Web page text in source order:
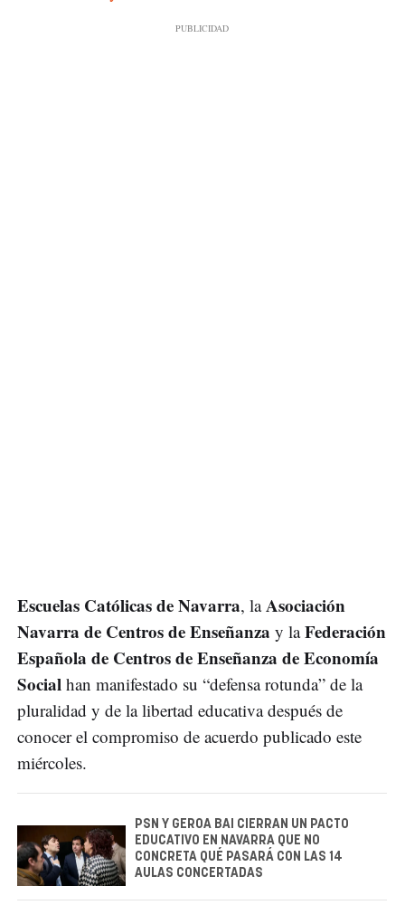
Escuelas Católicas de Navarra, laAsociación
Navarra de Centros de Enseñanza y laFederación
Española de Centros de Enseñanza de Economía
Social han manifestado su “defensa rotunda” de la
pluralidad y de la libertad educativa después de
conocer el compromiso de acuerdo publicado este
miércoles.
PSN Y GEROA BAI CIERRAN UN PACTO
EDUCATIVO EN NAVARRA QUE NO
CONCRETA QUÉ PASARÁ CON LAS 14
AULAS CONCERTADAS